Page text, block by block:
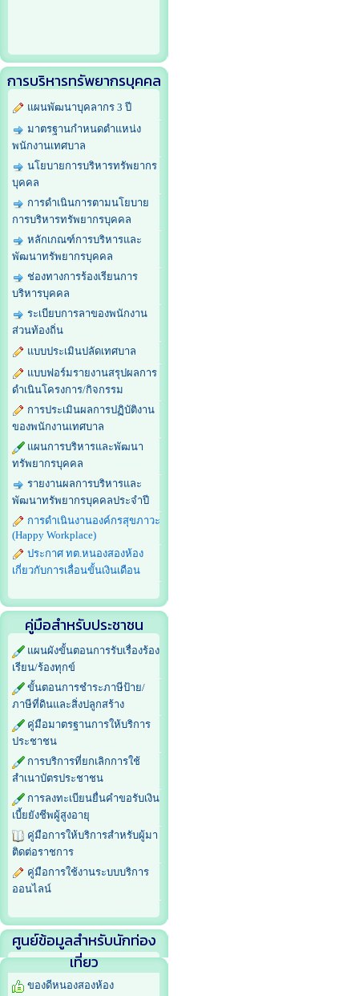
การบริหารทรัพยากรบุคคล
แผนพัฒนาบุคลากร 3 ปี
มาตรฐานกำหนดตำแหน่ง
พนักงานเทศบาล
นโยบายการบริหารทรัพยากร
บุคคล
การดำเนินการตามนโยบาย
การบริหารทรัพยากรบุคคล
หลักเกณฑ์การบริหารและ
พัฒนาทรัพยากรบุคคล
ช่องทางการร้องเรียนการ
บริหารบุคคล
ระเบียบการลาของพนักงาน
ส่วนท้องถิ่น
แบบประเมินปลัดเทศบาล
แบบฟอร์มรายงานสรุปผลการ
ดำเนินโครงการ/กิจกรรม
การประเมินผลการปฏิบัติงาน
ของพนักงานเทศบาล
แผนการบริหารและพัฒนา
ทรัพยากรบุคคล
รายงานผลการบริหารและ
พัฒนาทรัพยากรบุคคลประจำปี
การดำเนินงานองค์กรสุขภาวะ
(Happy Workplace)
ประกาศ ทต.หนองสองห้อง
เกี่ยวกับการเลื่อนขั้นเงินเดือน
คู่มือสำหรับประชาชน
แผนผังขั้นตอนการรับเรื่องร้อง
เรียน/ร้องทุกข์
ขั้นตอนการชำระภาษีป้าย/
ภาษีที่ดินและสิ่งปลูกสร้าง
คู่มือมาตรฐานการให้บริการ
ประชาชน
การบริการที่ยกเลิกการใช้
สำเนาบัตรประชาชน
การลงทะเบียนยื่นคำขอรับเงิน
เบี้ยยังชีพผู้สูงอายุ
คู่มือการให้บริการสำหรับผู้มา
ติดต่อราชการ
คู่มือการใช้งานระบบบริการ
ออนไลน์
ศูนย์ข้อมูลสำหรับนักท่อง
เที่ยว
ของดีหนองสองห้อง